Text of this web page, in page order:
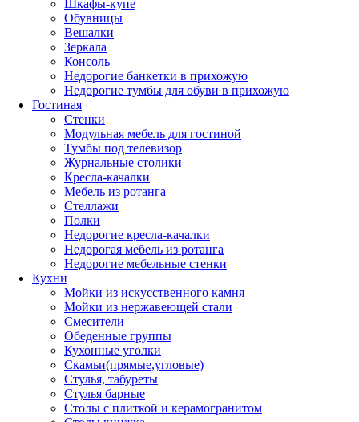
Шкафы-купе
Обувницы
Вешалки
Зеркала
Консоль
Недорогие банкетки в прихожую
Недорогие тумбы для обуви в прихожую
Гостиная
Стенки
Модульная мебель для гостиной
Тумбы под телевизор
Журнальные столики
Кресла-качалки
Мебель из ротанга
Стеллажи
Полки
Недорогие кресла-качалки
Недорогая мебель из ротанга
Недорогие мебельные стенки
Кухни
Мойки из искусственного камня
Мойки из нержавеющей стали
Смесители
Обеденные группы
Кухонные уголки
Скамьи(прямые,угловые)
Стулья, табуреты
Стулья барные
Столы с плиткой и керамогранитом